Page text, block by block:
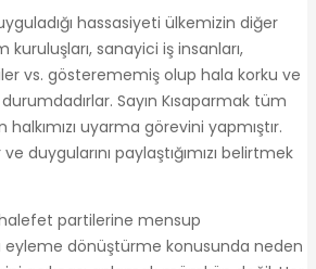
hassasiyeti ülkemizin diğer
kuruluşları, sanayici iş insanları,
vs. gösterememiş olup hala korku ve
Sayın Kısaparmak tüm
uyarma görevini yapmıştır.
duygularını paylaştığımızı belirtmek
partilerine mensup
dönüştürme konusunda neden